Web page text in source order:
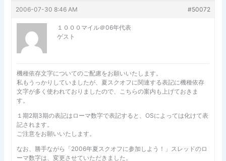
2006-07-30 8:46 AM #50072
１０００マイル＠06年代表
ゲスト
機種依存文字についてのご配慮をお願いいたします。
私もうっかりしていましたが、夏スクオフに関連する表記に機種依存
文字が多く使われておりましたので、こちらの案内も上げておきま
す。
１期2期3期の表記はローマ数字で表記すると、OSによっては化けて表
記されます。
ご注意をお願いいたします。
なお、勝手ながら「2006年夏スクオフに参加しよう！」スレッドのロ
ーマ数字は、変更させていただきました。